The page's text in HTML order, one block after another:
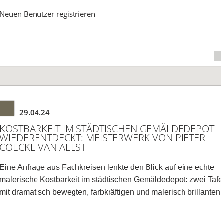
Neuen Benutzer registrieren
29.04.24
KOSTBARKEIT IM STÄDTISCHEN GEMÄLDEDEPOT
WIEDERENTDECKT: MEISTERWERK VON PIETER
COECKE VAN AELST
Eine Anfrage aus Fachkreisen lenkte den Blick auf eine echte
malerische Kostbarkeit im städtischen Gemäldedepot: zwei
mit dramatisch bewegten, farbkräftigen und malerisch brillanten